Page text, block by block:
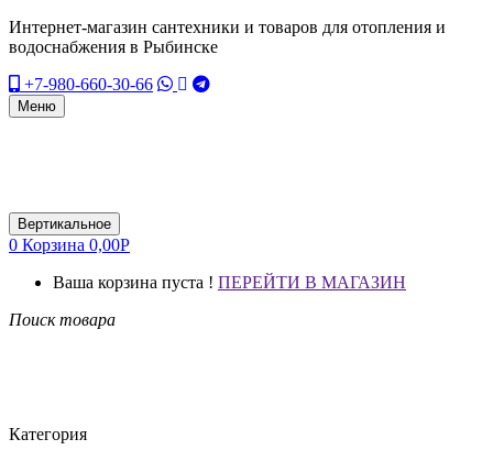
Интернет-магазин сантехники и товаров для отопления и
водоснабжения в Рыбинске
+7-980-660-30-66
Меню
Вертикальное
0 Корзина 0,00Р
Ваша корзина пуста ! ПЕРЕЙТИ В МАГАЗИН
Поиск товара
Категория